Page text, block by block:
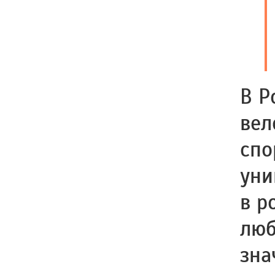
В
в